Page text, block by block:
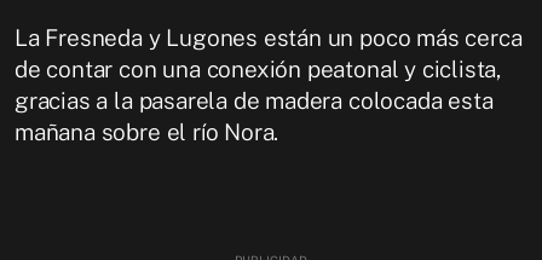
La Fresneda y Lugones están un poco más cerca
de contar con una conexión peatonal y ciclista,
gracias a la pasarela de madera colocada esta
mañana sobre el río Nora.